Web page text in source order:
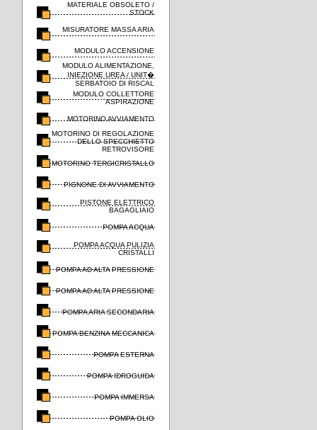
MATERIALE OBSOLETO /
STOCK
MISURATORE MASSA ARIA
MODULO ACCENSIONE
MODULO ALIMENTAZIONE,
INIEZIONE UREA / UNIT�
SERBATOIO DI RISCAL
MODULO COLLETTORE
ASPIRAZIONE
MOTORINO AVVIAMENTO
MOTORINO DI REGOLAZIONE
DELLO SPECCHIETTO
RETROVISORE
MOTORINO TERGICRISTALLO
PIGNONE DI AVVIAMENTO
PISTONE ELETTRICO
BAGAGLIAIO
POMPA ACQUA
POMPA ACQUA PULIZIA
CRISTALLI
POMPA AD ALTA PRESSIONE
POMPA AD ALTA PRESSIONE
POMPA ARIA SECONDARIA
POMPA BENZINA MECCANICA
POMPA ESTERNA
POMPA IDROGUIDA
POMPA IMMERSA
POMPA OLIO